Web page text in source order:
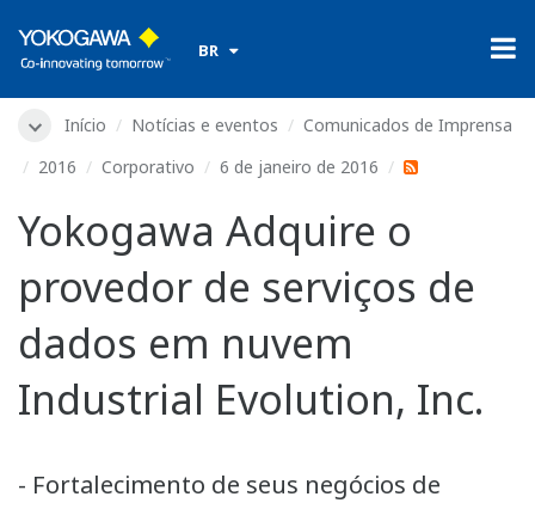
BR
Início Notícias e eventos
Comunicados de Imprensa
2016
Corporativo 6 de janeiro de 2016
Yokogawa Adquire o
provedor de serviços de
dados em nuvem
Industrial Evolution, Inc.
- Fortalecimento de seus negócios de